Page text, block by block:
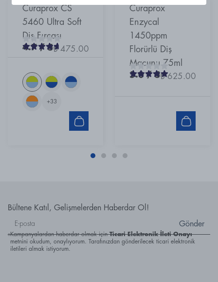
Curaprox CS
5460 Ultra Soft
Diş Fırçası
4.7/ 5₺ 475.00
+33
Curaprox
Enzycal
1450ppm
Florürlü Diş
Macunu 75ml
5.0/ 5₺ 625.00
Bültene Katıl, Gelişmelerden Haberdar Ol!
Gönder
Kampanyalardan haberdar olmak için Ticari Elektronik İleti Onayı
metnini okudum, onaylıyorum. Tarafınızdan gönderilecek ticari elektronik
iletileri almak istiyorum.